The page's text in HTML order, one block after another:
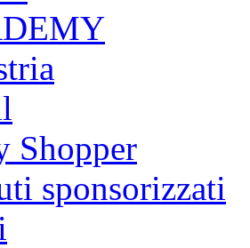
Shopper
sponsorizzati